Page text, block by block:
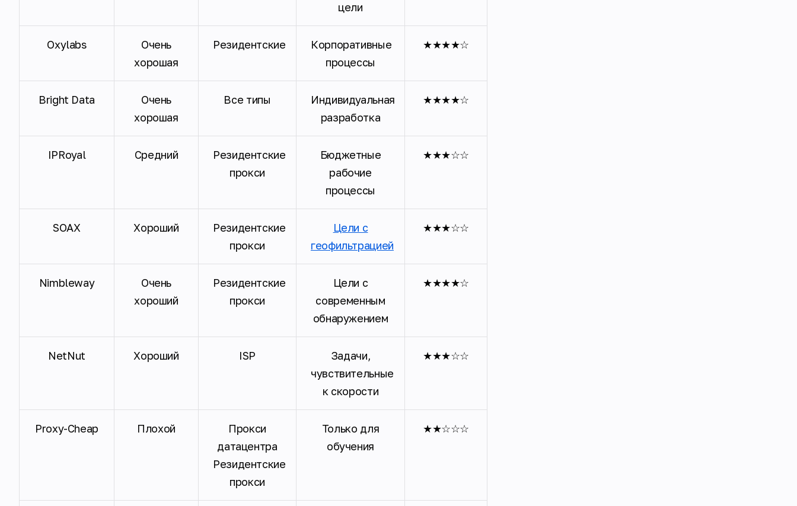
цели
Oxylabs
Очень
хорошая
Резидентские
Корпоративные
процессы
★★★★☆
Bright Data
Очень
хорошая
Все типы
Индивидуальная
разработка
★★★★☆
IPRoyal Средний
Резидентские
прокси
Бюджетные
рабочие
процессы
★★★☆☆
SOAX Хороший
Резидентские
прокси
Цели с
геофильтрацией
★★★☆☆
Nimbleway
Очень
хороший
Резидентские
прокси
Цели с
современным
обнаружением
★★★★☆
NetNut Хороший ISP
Задачи,
чувствительные
к скорости
★★★☆☆
Proxy-Cheap Плохой
Прокси
датацентра
Резидентские
прокси
Только для
обучения
★★☆☆☆